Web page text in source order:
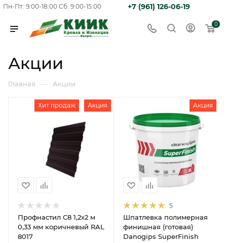
Пн-Пт: 9:00-18:00 Сб: 9:00-15:00 +7 (961) 126-06-19
0
Акции
Главная — Акции
Акция
Хит продаж
Профнастил С8 1,2х2 м
0,33 мм коричневый RAL
8017
Акция
5
Шпатлевка полимерная
финишная (готовая)
Danogips SuperFinish